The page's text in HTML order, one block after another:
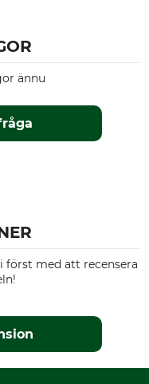
ännu
först med att recensera